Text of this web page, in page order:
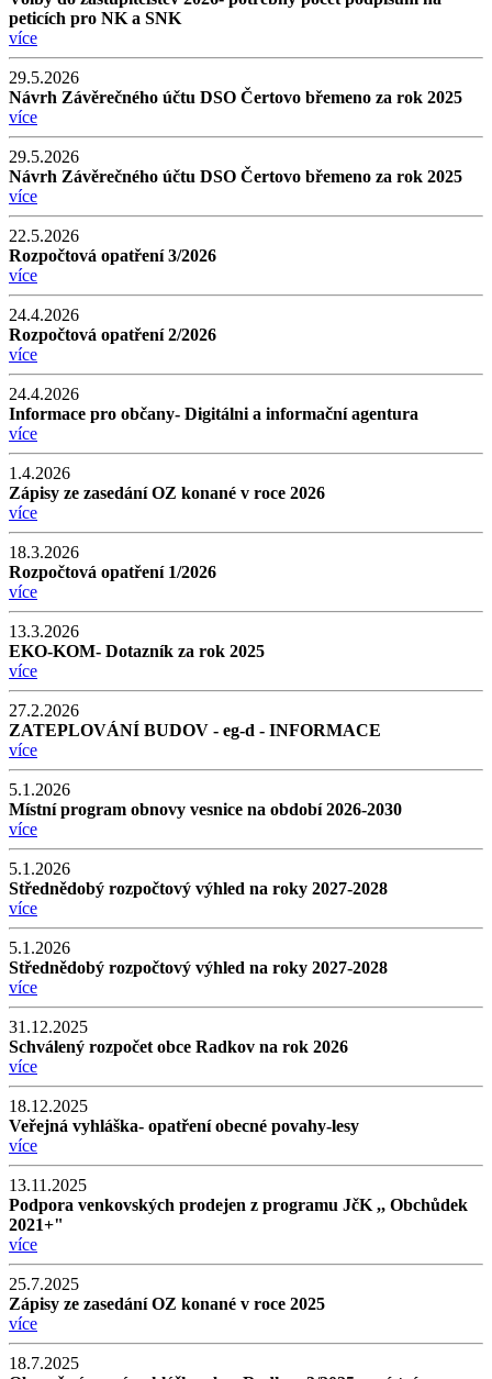
peticích pro NK a SNK
více
29.5.2026
Návrh Závěrečného účtu DSO Čertovo břemeno za rok 2025
více
29.5.2026
Návrh Závěrečného účtu DSO Čertovo břemeno za rok 2025
více
22.5.2026
Rozpočtová opatření 3/2026
více
24.4.2026
Rozpočtová opatření 2/2026
více
24.4.2026
Informace pro občany- Digitálni a informační agentura
více
1.4.2026
Zápisy ze zasedání OZ konané v roce 2026
více
18.3.2026
Rozpočtová opatření 1/2026
více
13.3.2026
EKO-KOM- Dotazník za rok 2025
více
27.2.2026
ZATEPLOVÁNÍ BUDOV - eg-d - INFORMACE
více
5.1.2026
Místní program obnovy vesnice na období 2026-2030
více
5.1.2026
Střednědobý rozpočtový výhled na roky 2027-2028
více
5.1.2026
Střednědobý rozpočtový výhled na roky 2027-2028
více
31.12.2025
Schválený rozpočet obce Radkov na rok 2026
více
18.12.2025
Veřejná vyhláška- opatření obecné povahy-lesy
více
13.11.2025
Podpora venkovských prodejen z programu JčK ,, Obchůdek
2021+"
více
25.7.2025
Zápisy ze zasedání OZ konané v roce 2025
více
18.7.2025